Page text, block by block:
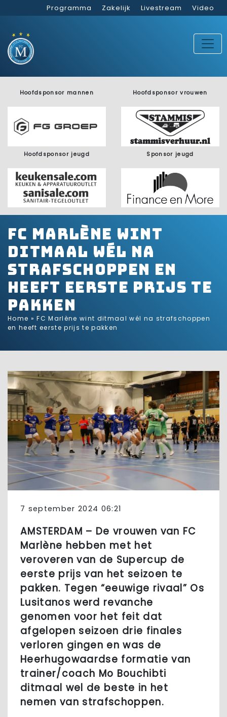
Programma Zakelijk Livestream Video
Hoofdsponsor mannen Hoofdsponsor vrouwen
Hoofdsponsor jeugd Sponsor jeugd
FC Marlène wint
ditmaal wél na
strafschoppen en
heeft eerste prijs te
pakken
Home »FC Marlène wint ditmaal wél na strafschoppen
en heeft eerste prijs te pakken
7 september 2024 06:21
AMSTERDAM – De vrouwen van FC
Marlène hebben met het
veroveren van de Supercup de
eerste prijs van het seizoen te
pakken. Tegen “eeuwige rivaal” Os
Lusitanos werd revanche
genomen voor het feit dat
afgelopen seizoen drie finales
verloren gingen en was de
Heerhugowaardse formatie van
trainer/coach Mo Bouchibti
ditmaal wel de beste in het
nemen van strafschoppen.